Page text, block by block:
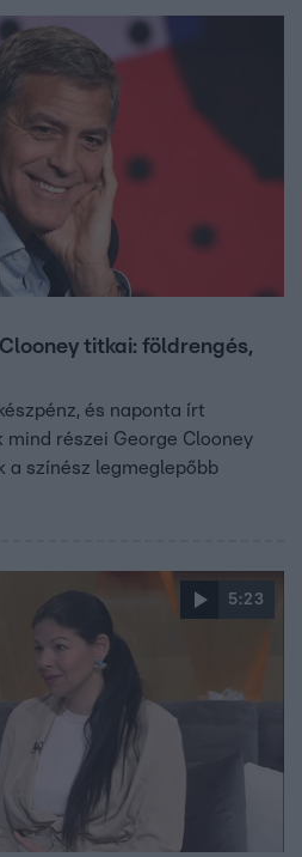
titkai: földrengés,
és naponta írt
részei George Clooney
a színész legmeglepőbb
5:23